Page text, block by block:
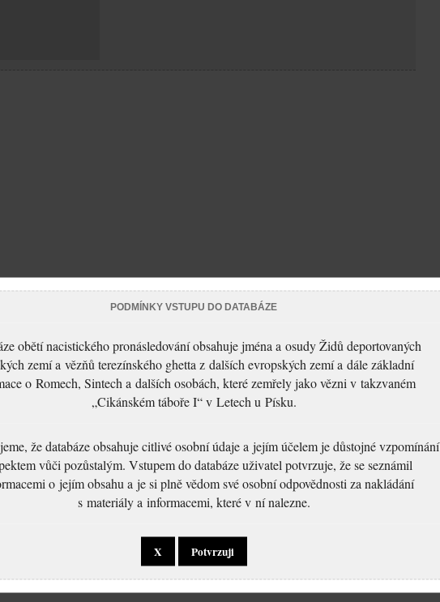
PODMÍNKY VSTUPU DO DATABÁZE
obětí nacistického pronásledování obsahuje jména a osudy Židů deportovaných
zemí a vězňů terezínského ghetta z dalších evropských zemí a dále základní
o Romech, Sintech a dalších osobách, které zemřely jako vězni v takzvaném
„Cikánském táboře I“ v Letech u Písku.
že databáze obsahuje citlivé osobní údaje a jejím účelem je důstojné vzpomínání
vůči pozůstalým. Vstupem do databáze uživatel potvrzuje, že se seznámil
o jejím obsahu a je si plně vědom své osobní odpovědnosti za nakládání
s materiály a informacemi, které v ní nalezne.
X Potvrzuji